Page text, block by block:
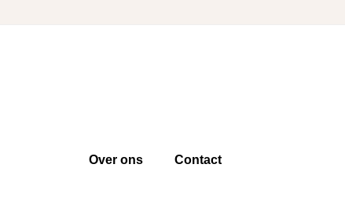
Over ons Contact